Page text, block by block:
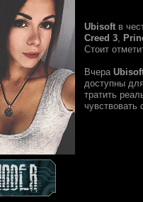
Ubisoft в
Creed 3,
Стоит
Вчера
доступны
тратить
чувствовать